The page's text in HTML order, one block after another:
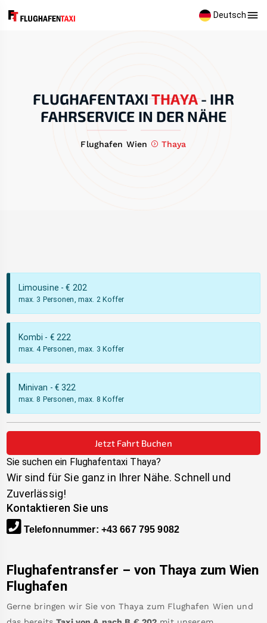
Deutsch
FLUGHAFENTAXI THAYA- IHR
FAHRSERVICE IN DER NÄHE
Flughafen Wien Thaya
Limousine - € 202
max. 3 Personen, max. 2 Koffer
Kombi - € 222
max. 4 Personen, max. 3 Koffer
Minivan - €322
max. 8 Personen, max. 8 Koffer
Jetzt Fahrt Buchen
Sie suchen ein Flughafentaxi Thaya?
Wir sind für Sie ganz in Ihrer Nähe. Schnell und
Zuverlässig!
Kontaktieren Sie uns
Telefonnummer: +43 667 795 9082
Flughafentransfer – von Thaya zum Wien
Flughafen
Gerne bringen wir Sie von Thaya zum Flughafen Wien und